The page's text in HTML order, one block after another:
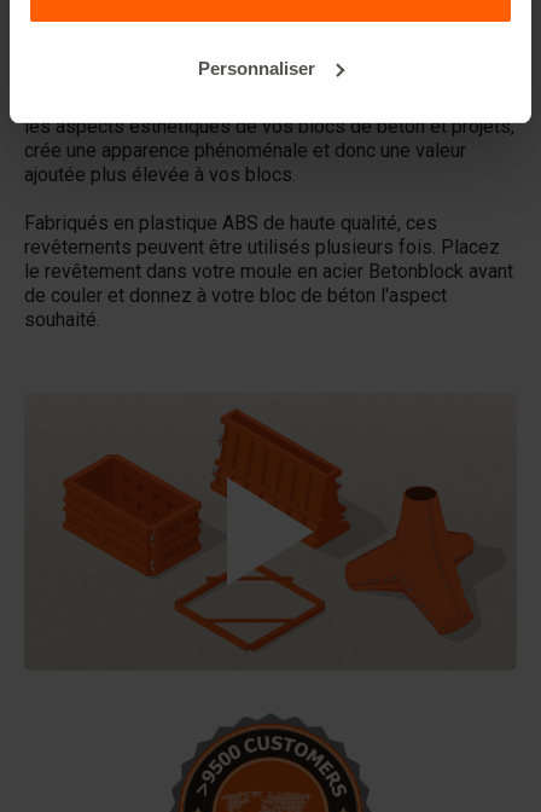
Personnaliser
les aspects esthétiques de vos blocs de béton et projets,
crée une apparence phénoménale et donc une valeur
ajoutée plus élevée à vos blocs.
Fabriqués en plastique ABS de haute qualité, ces
revêtements peuvent être utilisés plusieurs fois. Placez
le revêtement dans votre moule en acier Betonblock avant
de couler et donnez à votre bloc de béton l'aspect
souhaité.